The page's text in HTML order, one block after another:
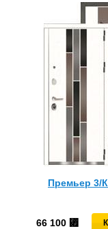
Премьер 3/
66 100 ⃏